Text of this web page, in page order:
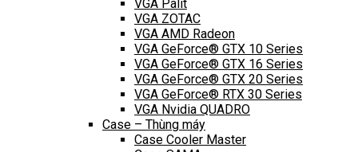
VGA Palit
VGA ZOTAC
VGA AMD Radeon
VGA GeForce® GTX 10 Series
VGA GeForce® GTX 16 Series
VGA GeForce® GTX 20 Series
VGA GeForce® RTX 30 Series
VGA Nvidia QUADRO
Case – Thùng máy
Case Cooler Master